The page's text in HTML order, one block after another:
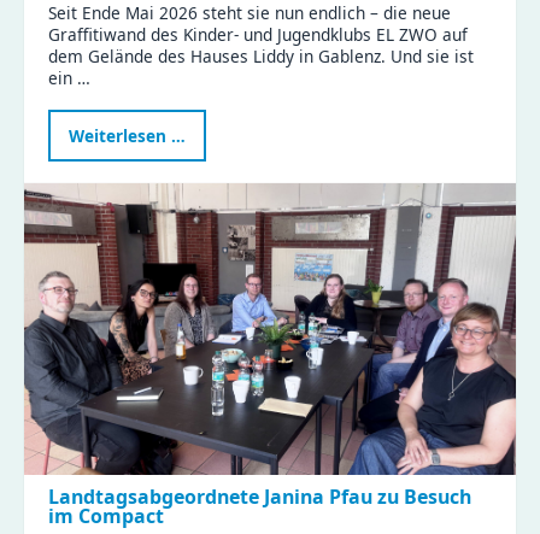
Seit Ende Mai 2026 steht sie nun endlich – die neue
Graffitiwand des Kinder- und Jugendklubs EL ZWO auf
dem Gelände des Hauses Liddy in Gablenz. Und sie ist
ein …
Weiterlesen …
Graffitiwand
am
ZWO
eröffnet
–
Platz
für
eure
Streetart
Landtagsabgeordnete Janina Pfau zu Besuch
im Compact